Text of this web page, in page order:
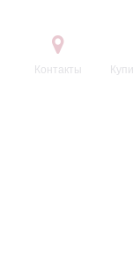
Контакты